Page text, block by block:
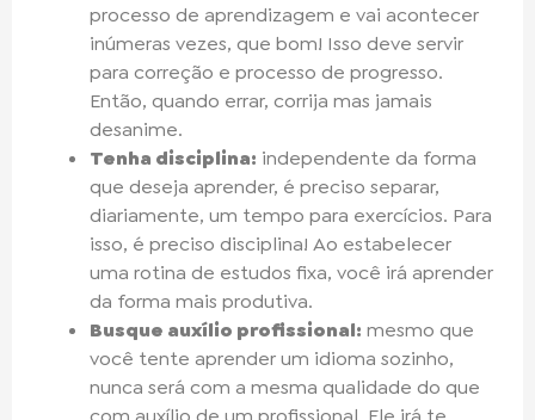
processo de aprendizagem e vai acontecer
inúmeras vezes, que bom! Isso deve servir
para correção e processo de progresso.
Então, quando errar, corrija mas jamais
desanime.
Tenha disciplina: independente da forma
que deseja aprender, é preciso separar,
diariamente, um tempo para exercícios. Para
isso, é preciso disciplina! Ao estabelecer
uma rotina de estudos fixa, você irá aprender
da forma mais produtiva.
Busque auxílio profissional: mesmo que
você tente aprender um idioma sozinho,
nunca será com a mesma qualidade do que